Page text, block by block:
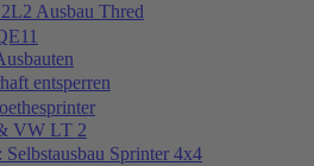
Ausbau Thred
entsperren
VW LT 2
Sprinter 4x4